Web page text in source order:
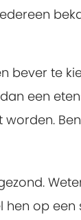
bever te
een
op